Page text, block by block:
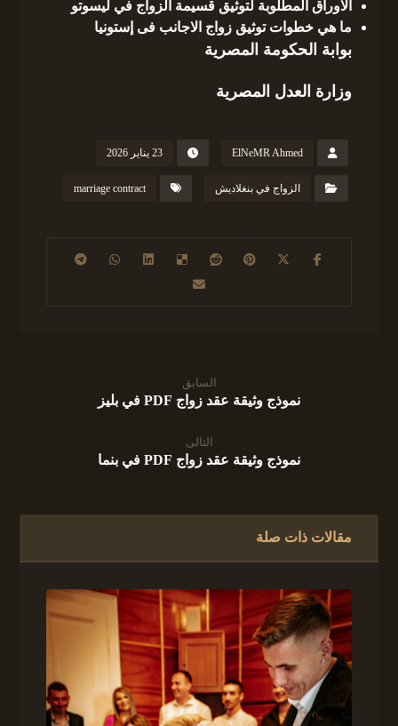
الاوراق المطلوبة لتوثيق قسيمة الزواج في ليسوتو
ما هي خطوات توثيق زواج الاجانب فى إستونيا
بوابة الحكومة المصرية
وزارة العدل المصرية
ElNeMR Ahmed 23 يناير 2026
الزواج في بنغلاديش marriage contract
السابق
نموذج وثيقة عقد زواج PDF في بليز
التالى
نموذج وثيقة عقد زواج PDF في بنما
مقالات ذات صلة